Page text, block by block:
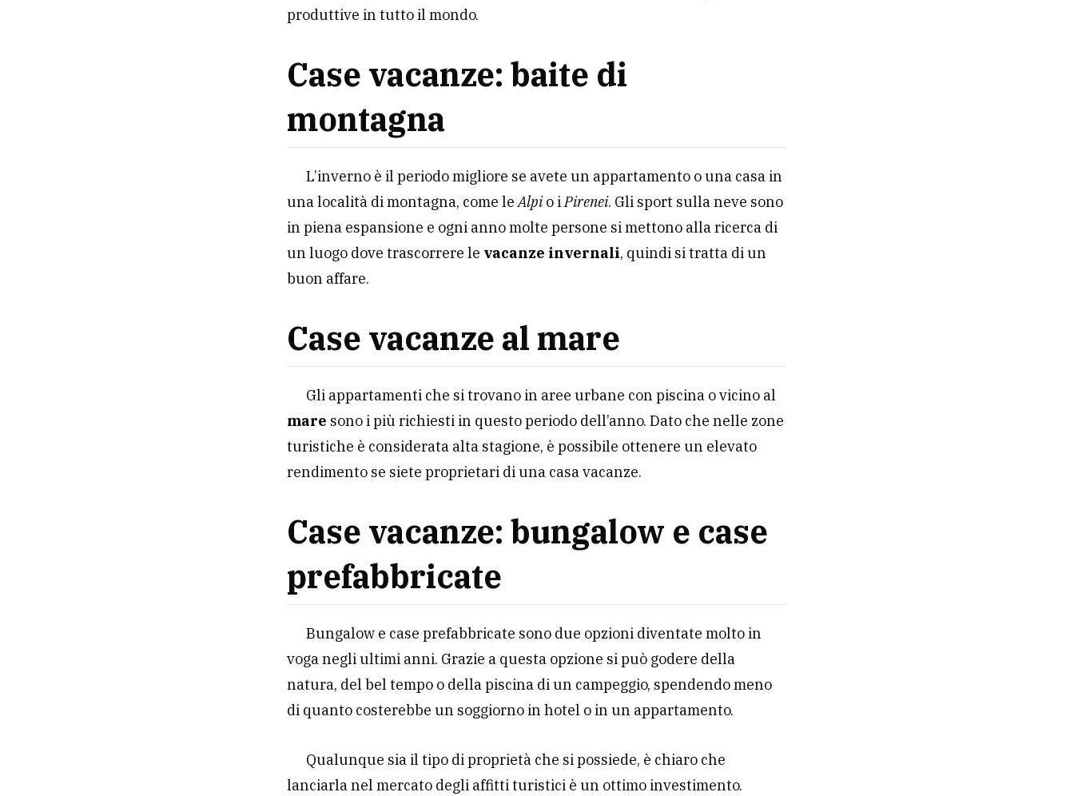
produttive in tutto il mondo.
Case vacanze: baite di
montagna
L’inverno è il periodo migliore se avete un appartamento o una casa in
una località di montagna, come leAlpio iPirenei. Gli sport sulla neve sono
in piena espansione e ogni anno molte persone si mettono alla ricerca di
un luogo dove trascorrere le vacanze invernali, quindi si tratta di un
buon affare.
Case vacanze al mare
Gli appartamenti che si trovano in aree urbane con piscina o vicino al
mare sono i più richiesti in questo periodo dell’anno. Dato che nelle zone
turistiche è considerata alta stagione, è possibile ottenere un elevato
rendimento se siete proprietari di una casa vacanze.
Case vacanze: bungalow e case
prefabbricate
Bungalow e case prefabbricate sono due opzioni diventate molto in
voga negli ultimi anni. Grazie a questa opzione si può godere della
natura, del bel tempo o della piscina di un campeggio, spendendo meno
di quanto costerebbe un soggiorno in hotel o in un appartamento.
Qualunque sia il tipo di proprietà che si possiede, è chiaro che
lanciarla nel mercato degli affitti turistici è un ottimo investimento.